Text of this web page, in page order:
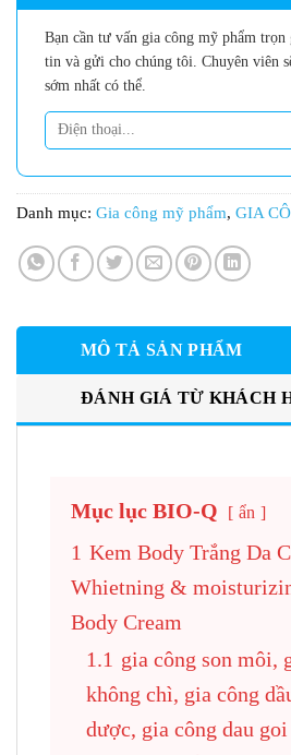
Bạn cần tư vấn gia công mỹ phẩm
tin và gửi cho chúng tôi. Chuyên viên
sớm nhất có thể.
Danh mục: Gia công mỹ phẩm, GIA
MÔ TẢ SẢN PHẨM
ĐÁNH GIÁ TỪ KHÁCH
Mục lục BIO-Q ẩn
1 Kem Body Trắng Da
Whietning &
Body Cream
1.1 gia công son môi,
không chì, gia công
dược, gia công dau